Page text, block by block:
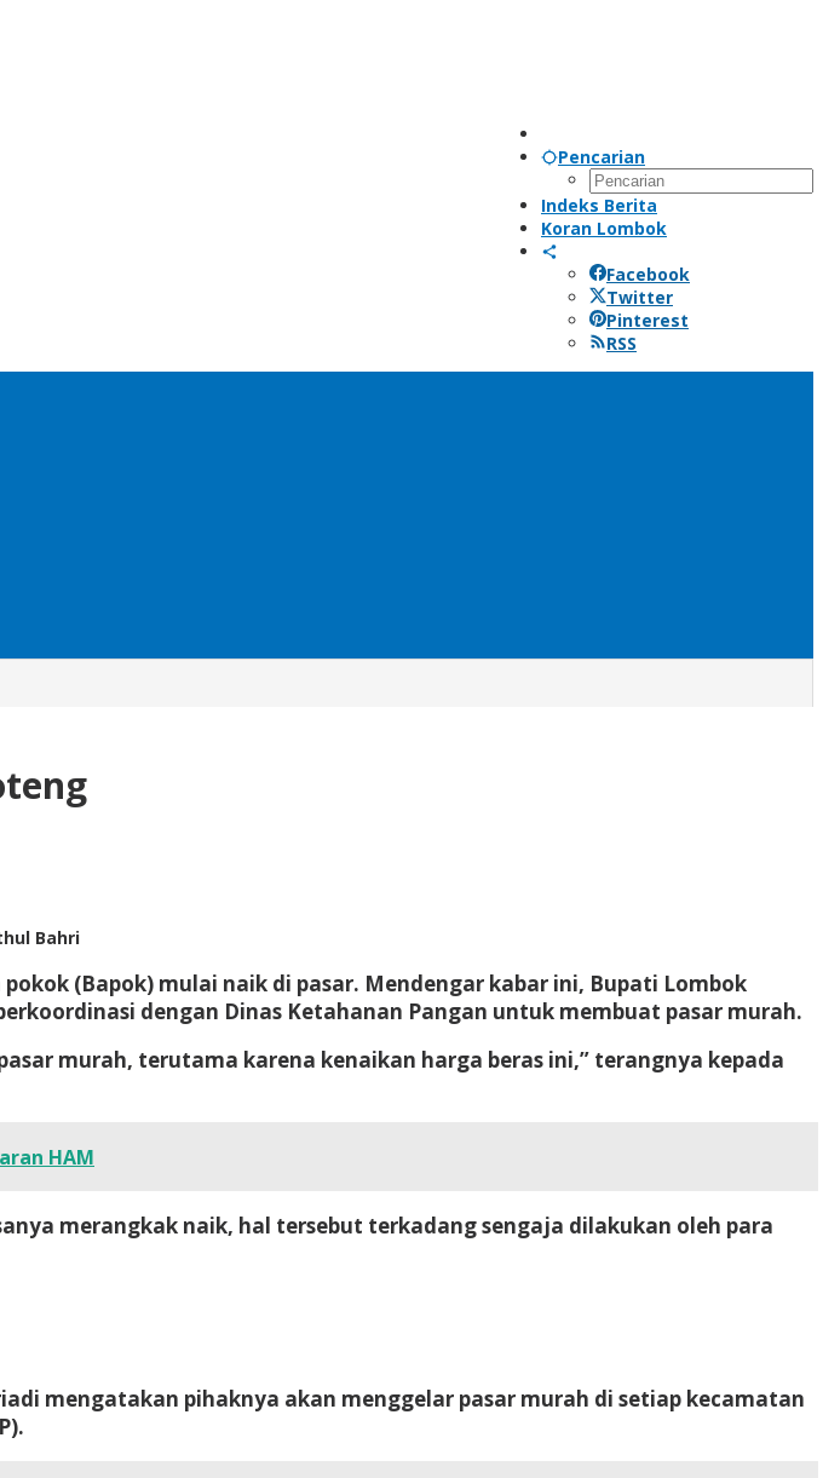
Pencarian
Indeks Berita
Koran Lombok
Facebook
Twitter
Pinterest
RSS
Bahri
(Bapok) mulai naik di pasar. Mendengar kabar ini, Bupati Lombok
dengan Dinas Ketahanan Pangan untuk membuat pasar murah.
murah, terutama karena kenaikan harga beras ini,” terangnya kepada
HAM
merangkak naik, hal tersebut terkadang sengaja dilakukan oleh para
mengatakan pihaknya akan menggelar pasar murah di setiap kecamatan